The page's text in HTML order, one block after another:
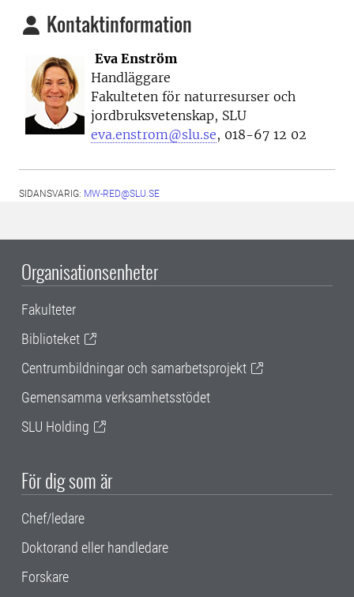
Kontaktinformation
Eva Enström
Handläggare
Fakulteten för naturresurser och
jordbruksvetenskap, SLU
eva.enstrom@slu.se, 018-67 12 02
SIDANSVARIG: MW-RED@SLU.SE
Organisationsenheter
Fakulteter
Biblioteket
Centrumbildningar och samarbetsprojekt
Gemensamma verksamhetsstödet
SLU Holding
För dig som är
Chef/ledare
Doktorand eller handledare
Forskare